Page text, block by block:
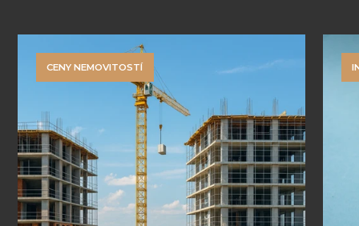
CENY NEMOVITOSTÍ